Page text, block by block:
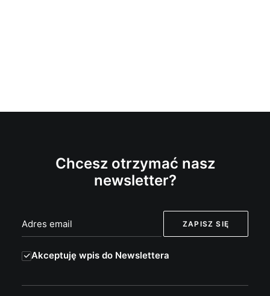
Chcesz otrzymać nasz
newsletter?
Akceptuję wpis do Newslettera